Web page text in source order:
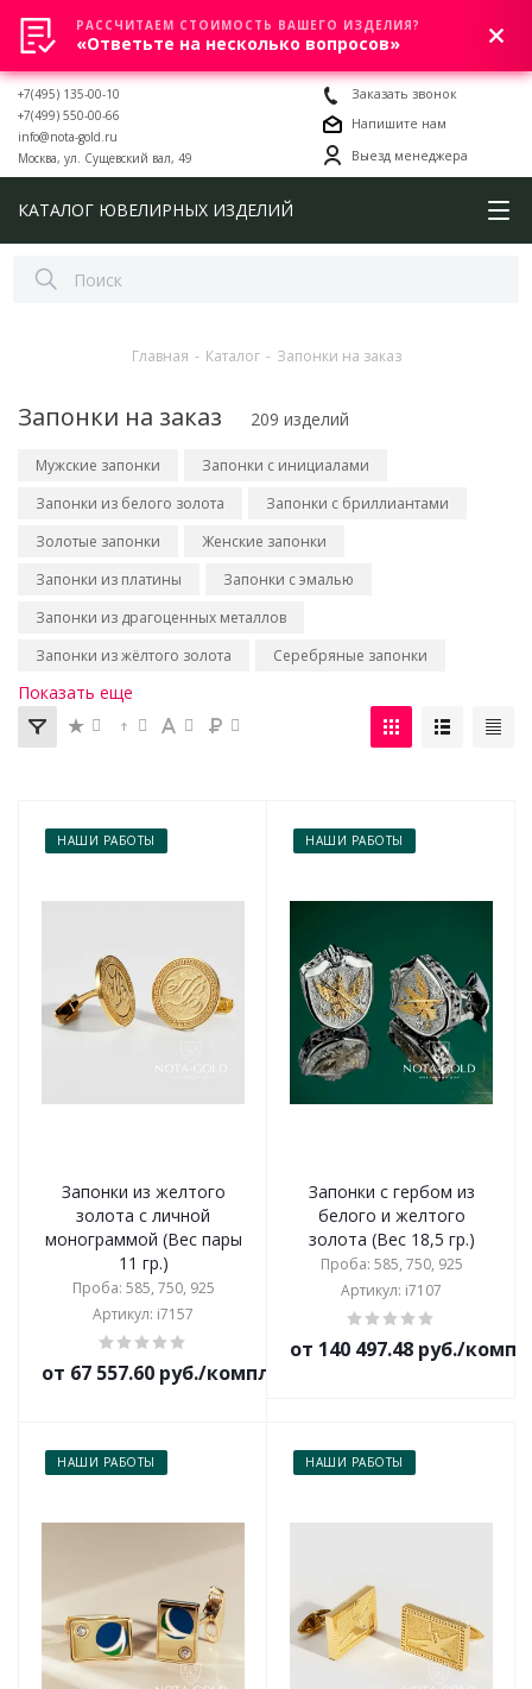
0
+7(495) 135-00-10
+7(499) 550-00-66
info@nota-gold.ru
Москва, ул. Сущевский вал, 49
Заказать звонок
Напишите нам
Выезд менеджера
КАТАЛОГ ЮВЕЛИРНЫХ ИЗДЕЛИЙ
Главная - Каталог - Запонки на заказ
Запонки на заказ 209 изделий
Мужские запонки
Запонки с инициалами
Запонки из белого золота
Запонки с бриллиантами
Золотые запонки
Женские запонки
Запонки из платины
Запонки с эмалью
Запонки из драгоценных металлов
Запонки из жёлтого золота
Серебряные запонки
Показать еще
НАШИ РАБОТЫ
Запонки из желтого
золота с личной
монограммой (Вес пары
11 гр.)
Проба: 585, 750, 925
Артикул: i7157
от 67 557.60 руб./комплект
НАШИ РАБОТЫ
Запонки с гербом из
белого и желтого
золота (Вес 18,5 гр.)
Проба: 585, 750, 925
Артикул: i7107
от 140 497.48 руб./
НАШИ РАБОТЫ НАШИ РАБОТЫ
РАССЧИТАЕМ СТОИМОСТЬ ВАШЕГО ИЗДЕЛИЯ?
«Ответьте на несколько вопросов»